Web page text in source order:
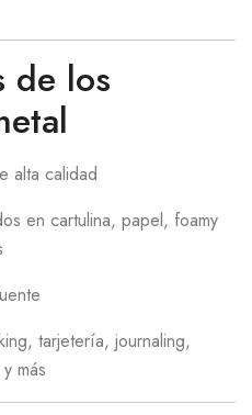
de los
alta calidad
en cartulina, papel, foamy
tarjetería, journaling,
más